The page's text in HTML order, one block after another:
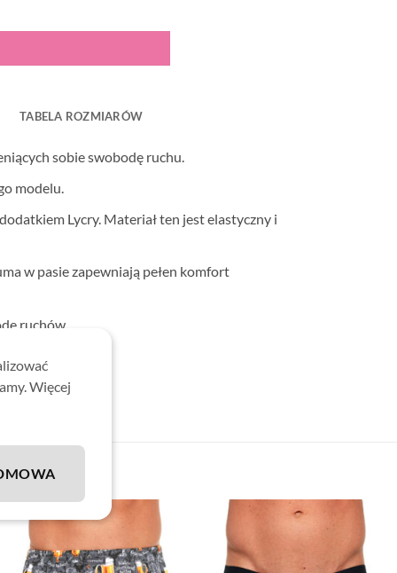
TABELA ROZMIARÓW
sobie swobodę ruchu.
modelu.
Lycry. Materiał ten jest elastyczny i
w pasie zapewniają pełen komfort
ruchów.
Więcej